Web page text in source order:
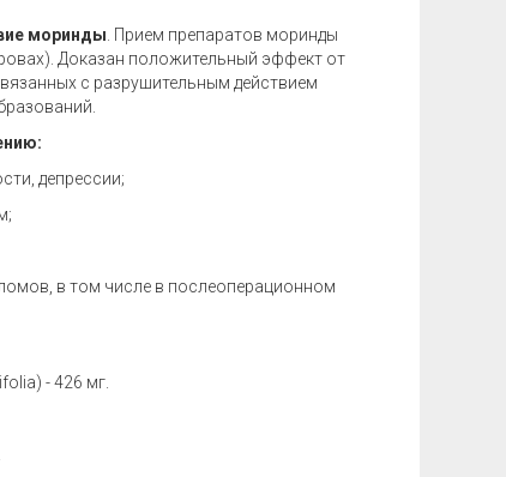
моринды. Прием препаратов моринды
Доказан положительный эффект от
с разрушительным действием
депрессии;
в том числе в послеоперационном
- 426 мг.